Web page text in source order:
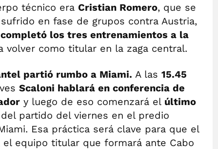
técnico era Cristian Romero, que se
en fase de grupos contra Austria,
los tres entrenamientos a la
volver como titular en la zaga central.
partió rumbo a Miami. A las 15.45
Scaloni hablará en conferencia de
y luego de eso comenzará el último
partido del viernes en el predio
Esa práctica será clave para que el
equipo titular que formará ante Cabo